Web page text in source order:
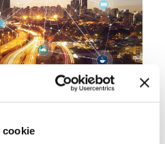
connessione a internet
scaricare velocemente i